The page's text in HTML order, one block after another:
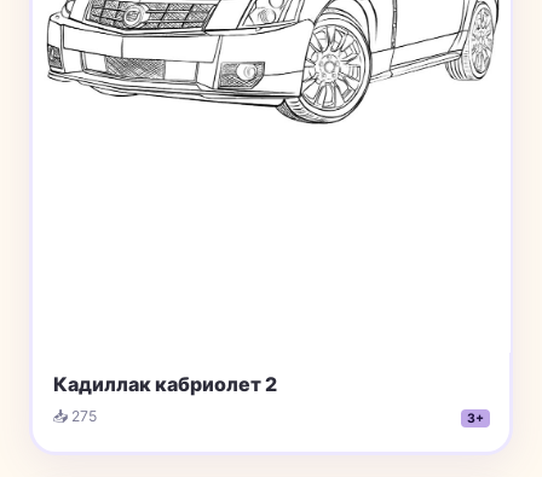
Кадиллак кабриолет 2
📥 275 3+